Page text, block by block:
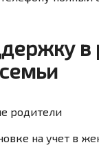
в
родители
на учет в